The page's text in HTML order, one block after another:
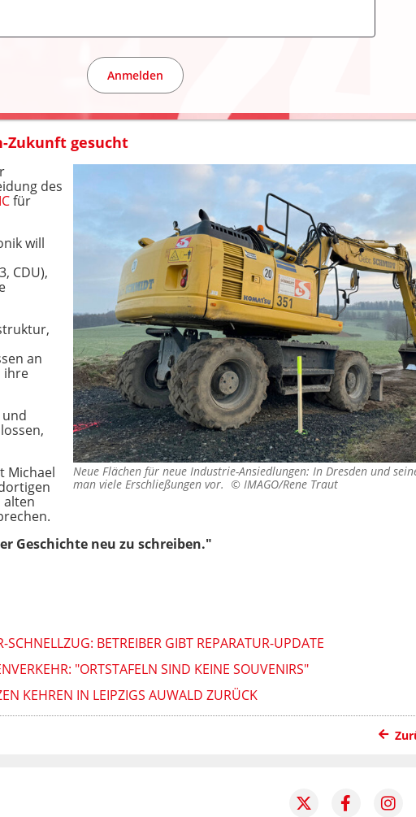
Anmelden
Zukunft gesucht
Neue Flächen für neue Industrie-Ansiedlungen: In Dresden und
man viele Erschließungen vor. © IMAGO/Rene Traut
des
für
will
CDU),
an
ihre
Michael
alten
Geschichte neu zu schreiben."
BETREIBER GIBT REPARATUR-UPDATE
"ORTSTAFELN SIND KEINE SOUVENIRS"
KEHREN IN LEIPZIGS AUWALD ZURÜCK